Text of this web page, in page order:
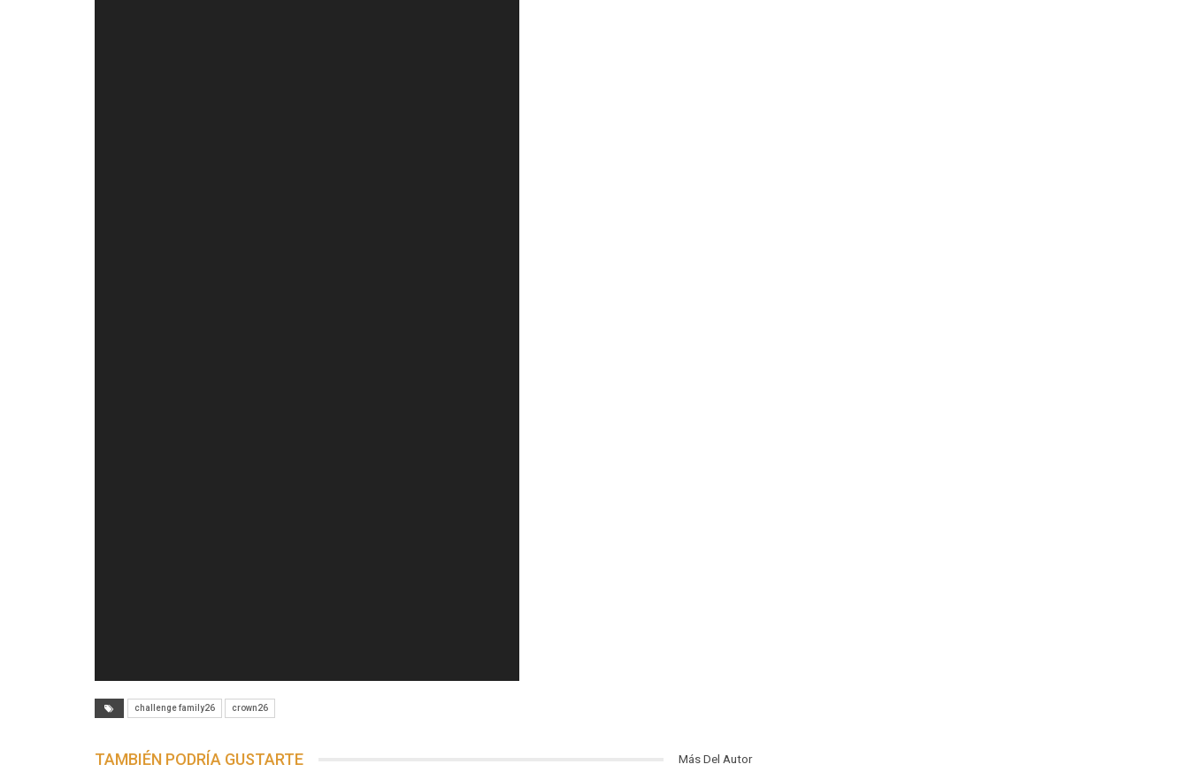
challenge family26 crown26
TAMBIÉN PODRÍA GUSTARTE Más Del Autor